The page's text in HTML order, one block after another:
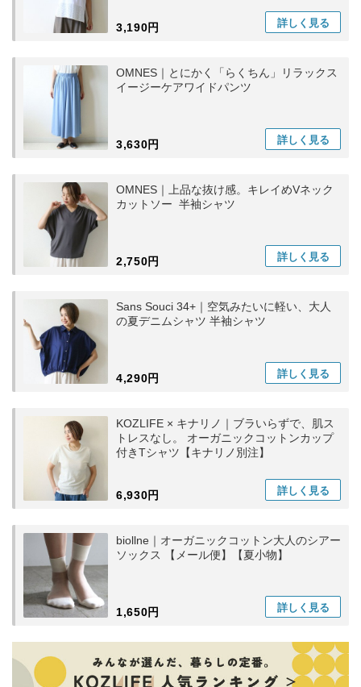
3,190円 詳しく 見る
OMNES｜とにかく「らくちん」リラックス
イージーケアワイドパンツ
3,630円 詳しく 見る
OMNES｜上品な抜け感。キレイめVネック
カットソー 半袖シャツ
2,750円 詳しく 見る
Sans Souci 34+｜空気みたいに軽い、大人
の夏デニムシャツ 半袖シャツ
4,290円 詳しく 見る
KOZLIFE × キナリノ｜ブラいらずで、肌ス
トレスなし。 オーガニックコットンカップ
付きTシャツ【キナリノ別注】
6,930円 詳しく 見る
biollne｜オーガニックコットン大人のシアー
ソックス 【メール便】【夏小物】
1,650円 詳しく 見る